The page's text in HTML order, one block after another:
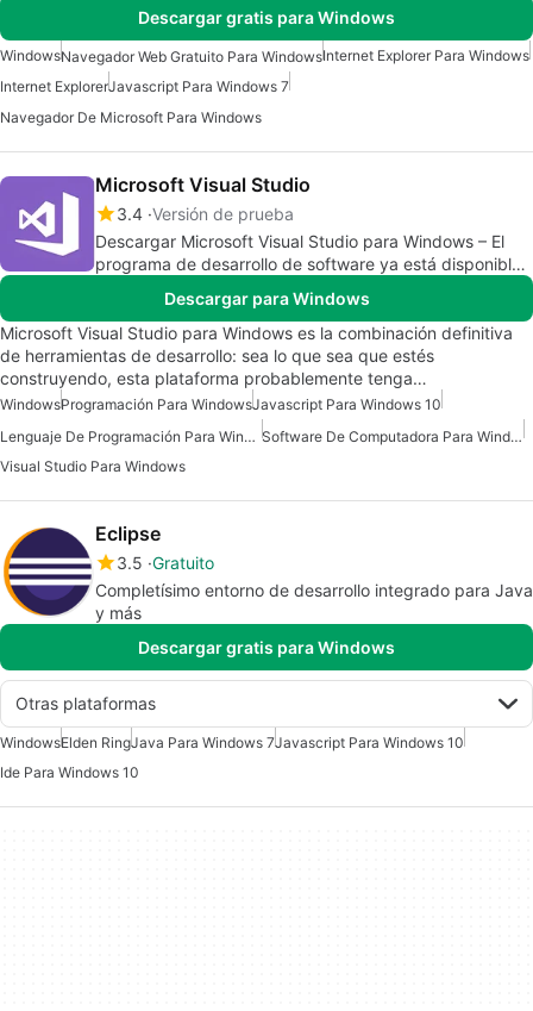
Descargar gratis para Windows
WindowsNavegador Web Gratuito Para WindowsInternet Explorer Para Windows
Internet ExplorerJavascript Para Windows 7
Navegador De Microsoft Para Windows
Microsoft Visual Studio
3.4 Versión de prueba
Descargar Microsoft Visual Studio para Windows – El
programa de desarrollo de software ya está disponible
en Microsoft 365
Descargar para Windows
Microsoft Visual Studio para Windows es la combinación definitiva
de herramientas de desarrollo: sea lo que sea que estés
construyendo, esta plataforma probablemente tenga…
WindowsProgramación Para WindowsJavascript Para Windows 10
Lenguaje De Programación Para Windows 7
Software De Computadora Para Windows
Visual Studio Para Windows
Eclipse
3.5 Gratuito
Completísimo entorno de desarrollo integrado para Java
y más
Descargar gratis para Windows
Otras plataformas
WindowsElden RingJava Para Windows 7Javascript Para Windows 10
Ide Para Windows 10